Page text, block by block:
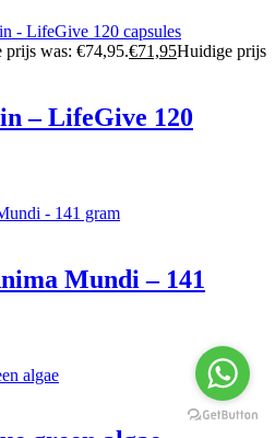
was: €74,95.€71,95Huidige prijs
– LifeGive 120
Mundi – 141